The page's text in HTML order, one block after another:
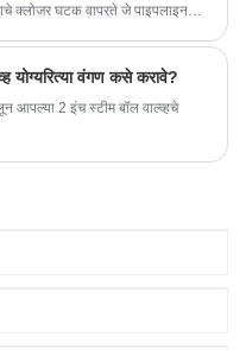
घटक वापरते जे पाइपलाइनद्वारे
योग्यरित्या वंगण कसे करावे?
आपल्या 2 इंच स्टीम बॉल वाल्व्हचे